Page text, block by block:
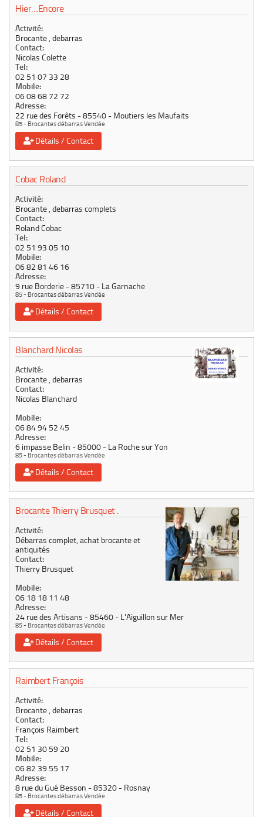
Hier…Encore
Activité:
Brocante , debarras
Contact:
Nicolas Colette
Tel:
02 51 07 33 28
Mobile:
06 08 68 72 72
Adresse:
22 rue des Forêts 85540 Moutiers les Maufaits
85 - Brocantes débarras Vendée
Détails / Contact
Cobac Roland
Activité:
Brocante , debarras complets
Contact:
Roland Cobac
Tel:
02 51 93 05 10
Mobile:
06 82 81 46 16
Adresse:
9 rue Borderie 85710 La Garnache
85 - Brocantes débarras Vendée
Détails / Contact
Blanchard Nicolas
Activité:
Brocante , debarras
Contact:
Nicolas Blanchard
Mobile:
06 84 94 52 45
Adresse:
6 impasse Belin 85000 La Roche sur Yon
85 - Brocantes débarras Vendée
Détails / Contact
Brocante Thierry Brusquet .
Activité:
Débarras complet, achat brocante et
antiquités
Contact:
Thierry Brusquet
Mobile:
06 18 18 11 48
Adresse:
24 rue des Artisans 85460 L'Aiguillon sur Mer
85 - Brocantes débarras Vendée
Détails / Contact
Raimbert François
Activité:
Brocante , debarras
Contact:
François Raimbert
Tel:
02 51 30 59 20
Mobile:
06 82 39 55 17
Adresse:
8 rue du Gué Besson 85320 Rosnay
85 - Brocantes débarras Vendée
Détails / Contact